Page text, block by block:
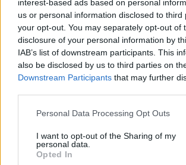
interest-based ads based on personal
us or personal information disclosed to third
your opt-out. You may separately opt-out of
disclosure of your personal information by
IAB’s list of downstream participants. This
also be disclosed by us to third parties on
Downstream Participants that may further
Personal Data Processing Opt Outs
I want to opt-out of the Sharing of my
personal data.
Opted In
Teleskopi më i
zbulon
në motin
Bllokime të
Drejtues nga